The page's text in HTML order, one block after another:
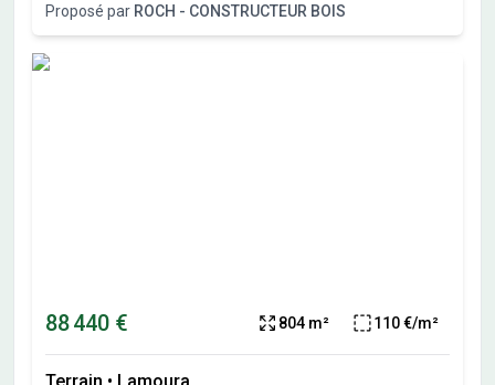
Proposé par ROCH - CONSTRUCTEUR BOIS
88 440 € 804 m² 110 €/m²